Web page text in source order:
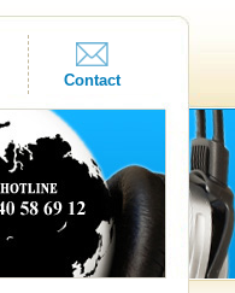
Contact